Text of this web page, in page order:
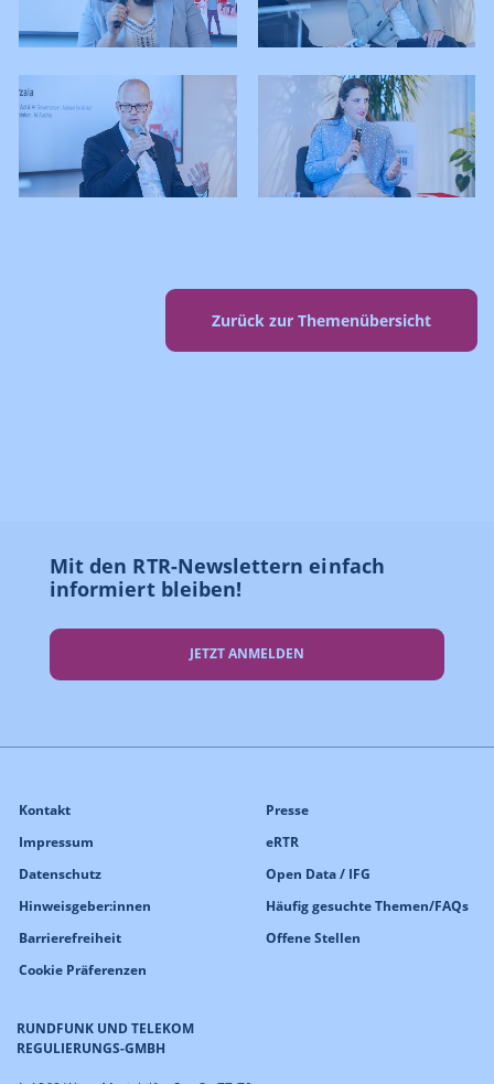
Zurück zur Themenübersicht
Mit den RTR-Newslettern einfach
informiert bleiben!
JETZT ANMELDEN
RUNDFUNK UND TELEKOM
REGULIERUNGS-GMBH
Kontakt
Impressum
Datenschutz
Hinweisgeber:innen
Barrierefreiheit
Cookie Präferenzen
Presse
eRTR
Open Data / IFG
Häufig gesuchte Themen/FAQs
Offene Stellen